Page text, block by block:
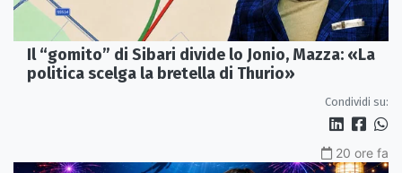
Il “gomito” di Sibari divide lo Jonio, Mazza: «La
politica scelga la bretella di Thurio»
Condividi su:
20 ore fa